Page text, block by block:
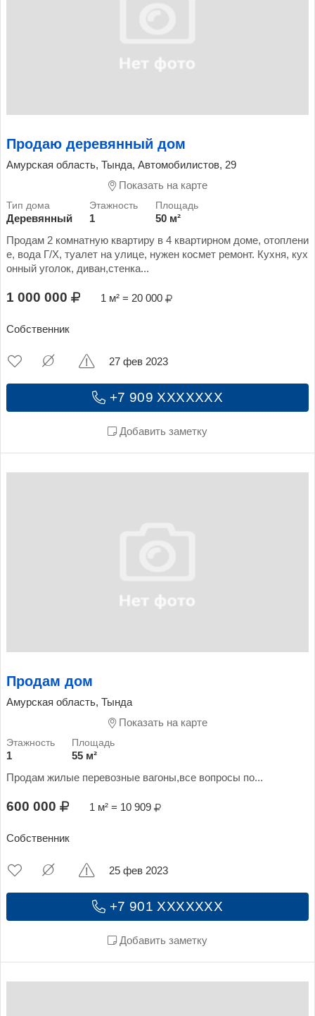
Продаю деревянный дом
Амурская область, Тында, Автомобилистов, 29
Показать на карте
Деревянный 1
50 м²
Продам 2 комнатную квартиру в 4 квартирном доме, отоплени
е, вода Г/Х, туалет на улице, нужен космет ремонт. Кухня, кух
онный уголок, диван,стенка...
1 000 000 1 м² = 20 000
Собственник
+7 909 XXXXXXX
Добавить заметку
27 фев 2023
Продам дом
Амурская область, Тында
Показать на карте
1
55 м²
Продам жилые перевозные вагоны,все вопросы по...
600 000 1 м² = 10 909
Собственник
+7 901 XXXXXXX
Добавить заметку
25 фев 2023